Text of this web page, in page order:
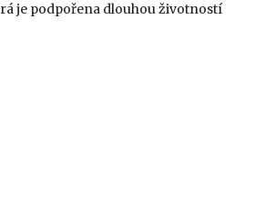
je podpořena dlouhou životností